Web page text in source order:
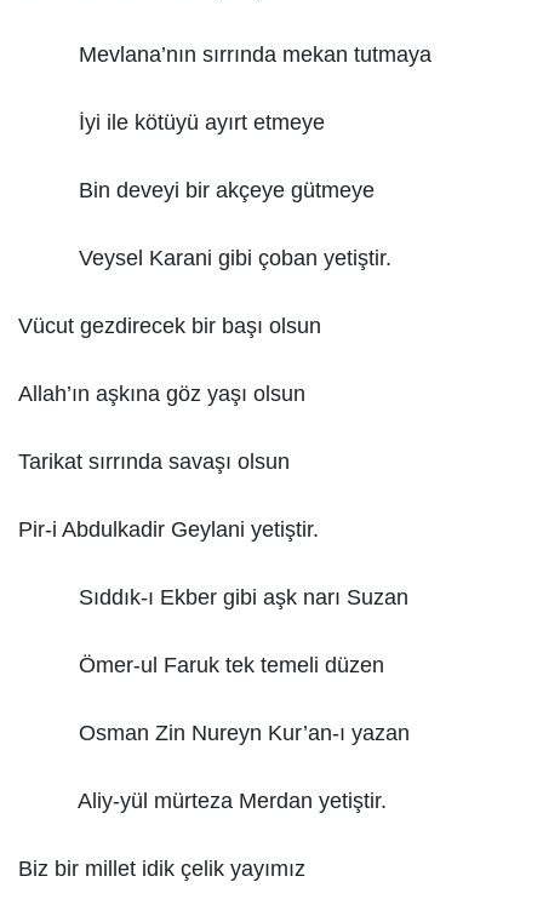
Mevlana’nın sırrında mekan tutmaya
İyi ile kötüyü ayırt etmeye
Bin deveyi bir akçeye gütmeye
Veysel Karani gibi çoban yetiştir.
Vücut gezdirecek bir başı olsun
Allah’ın aşkına göz yaşı olsun
Tarikat sırrında savaşı olsun
Pir-i Abdulkadir Geylani yetiştir.
Sıddık-ı Ekber gibi aşk narı Suzan
Ömer-ul Faruk tek temeli düzen
Osman Zin Nureyn Kur’an-ı yazan
Aliy-yül mürteza Merdan yetiştir.
Biz bir millet idik çelik yayımız